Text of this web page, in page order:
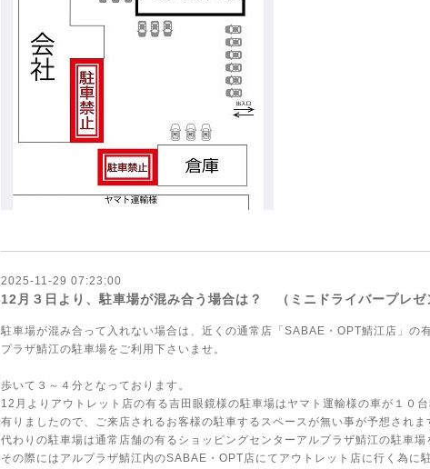
2025-11-29 07:23:00
12月３日より、駐車場が混み合う場合は？ （ミニドライバープレゼ
駐車場が混み合って入れない場合は、近くの通常店「SABAE・OPT鯖江店」の
プラザ鯖江の駐車場をご利用下さいませ。
歩いて３～４分となっております。
12月よりアウトレット店の有る吉田眼鏡様の駐車場はヤマト運輸様の車が１０
有りましたので、ご来店されるお客様の駐車するスペースが無い事が予想されま
代わりの駐車場は通常店舗の有るショッピングセンターアルプラザ鯖江の駐車場
その際にはアルプラザ鯖江内のSABAE・OPT店にてアウトレット店に行く為に